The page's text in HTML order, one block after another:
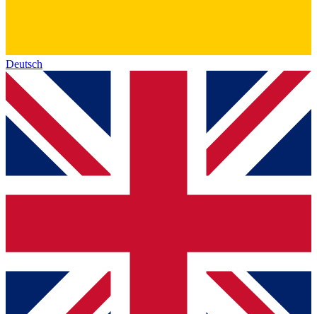
Deutsch